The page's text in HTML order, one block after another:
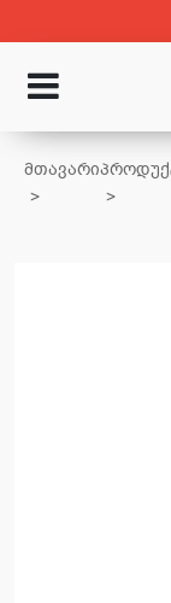
მთავარი